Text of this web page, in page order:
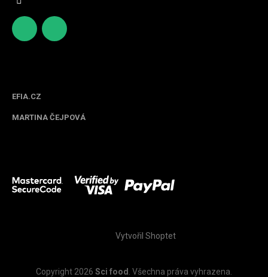
om/sc
EFIA.CZ
MARTINA ČEJPOVÁ
Vytvořil Shoptet
Copyright 2026 Sci food . Všechna práva vyhrazena.